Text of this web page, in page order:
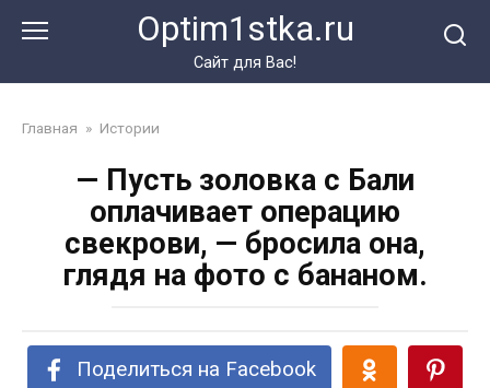
Optim1stka.ru
Сайт для Вас!
Главная » Истории
— Пусть золовка с Бали
оплачивает операцию
свекрови, — бросила она,
глядя на фото с бананом.
Поделиться на Facebook